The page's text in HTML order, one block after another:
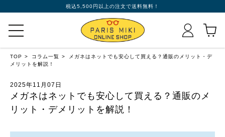
税込5,500円以上の注文で送料無料！
TOP コラム一覧
メガネはネットでも安心して買える？通販のメリット・デ
メリットを解説！
2025年11月07日
メガネはネットでも安心して買える？通販のメ
リット・デメリットを解説！